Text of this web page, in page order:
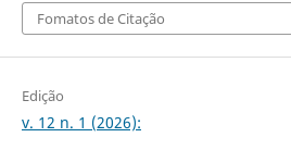
Fomatos de Citação
Edição
v. 12 n. 1 (2026):